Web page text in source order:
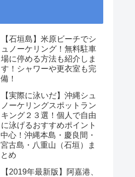
【石垣島】米原ビーチでシ
ュノーケリング！無料駐車
場に停める方法も紹介しま
す！シャワーや更衣室も完
備！
【実際に泳いだ】沖縄シュ
ノーケリングスポットラン
キング２３選！個人で自由
に泳げるおすすめポイント
中心！沖縄本島・慶良間・
宮古島・八重山（石垣）ま
とめ
【2019年最新版】阿嘉港、